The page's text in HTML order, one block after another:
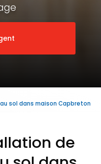
sol dans maison Capbreton
de